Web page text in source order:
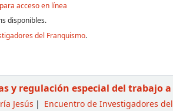
acceso en línea
disponibles.
del Franquismo.
y regulación especial del trabajo
Jesús Encuentro de Investigadores